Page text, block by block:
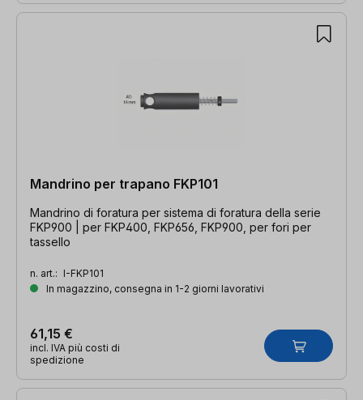
Mandrino per trapano FKP101
Mandrino di foratura per sistema di foratura della serie
FKP900 | per FKP400, FKP656, FKP900, per fori per
tassello
n. art.: I-FKP101
In magazzino, consegna in 1-2 giorni lavorativi
61,15 €
incl. IVA più costi di
spedizione